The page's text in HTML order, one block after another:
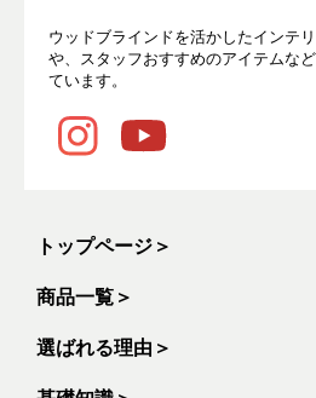
ウッドブラインドを活かしたインテ
や、スタッフおすすめのアイテムな
ています。
トップページ ＞
商品一覧 ＞
選ばれる理由 ＞